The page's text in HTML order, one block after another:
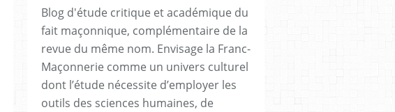
Blog d'étude critique et académique du
fait maçonnique, complémentaire de la
revue du même nom. Envisage la Franc-
Maçonnerie comme un univers culturel
dont l’étude nécessite d’employer les
outils des sciences humaines, de